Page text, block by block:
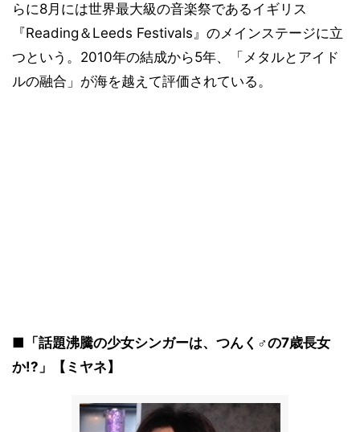
らに8月には世界最大級の音楽祭であるイギリス
『Reading＆Leeds Festivals』のメインステージに立
つという。2010年の結成から5年、「メタルとアイド
ルの融合」が海を越えて評価されている。
■「話題沸騰の少女シンガーは、つんく♂の7歳長女
か!?」【ミヤネ】